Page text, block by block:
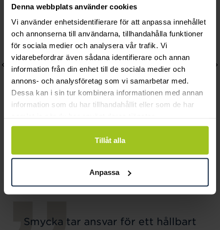
Denna webbplats använder cookies
Vi använder enhetsidentifierare för att anpassa innehållet
och annonserna till användarna, tillhandahålla funktioner
för sociala medier och analysera vår trafik. Vi
vidarebefordrar även sådana identifierare och annan
information från din enhet till de sociala medier och
annons- och analysföretag som vi samarbetar med.
Dessa kan i sin tur kombinera informationen med annan
information som du har tillhandahållit eller som de har
Tillåt alla
Anpassa
mm
Pris:499 kr
499 kr
Smycka tar ansvar för ett hållbart